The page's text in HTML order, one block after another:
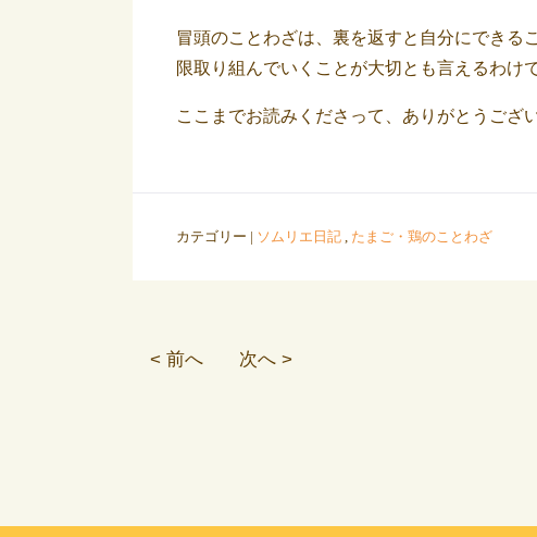
冒頭のことわざは、裏を返すと自分にできる
限取り組んでいくことが大切とも言えるわけで
ここまでお読みくださって、ありがとうござ
カテゴリー | ソムリエ日記 , たまご・鶏のことわざ
< 前へ 次へ >